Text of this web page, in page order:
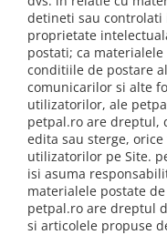
detineti sau
proprietate
postati; ca
conditiile de postare
comunicarilor si alte
utilizatorilor, ale
petpal.ro are dreptul,
edita sau sterge,
utilizatorilor pe Site.
isi asuma
materialele postate
petpal.ro are dreptul
si articolele propuse